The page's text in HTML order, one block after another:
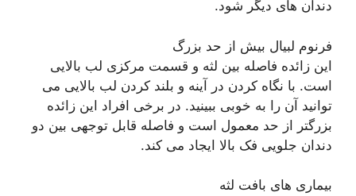
دندان های دیگر شود.
فرنوم لبیال بیش از حد بزرگ
این زائده فاصله بین لثه و قسمت مرکزی لب بالایی
است. با نگاه کردن در آینه و بلند کردن لب بالایی می
توانید آن را به خوبی ببینید. در برخی افراد این زائده
بزرگتر از حد معمول است و فاصله قابل توجهی بین دو
دندان جلویی فک بالا ایجاد می کند.
بیماری های بافت لثه